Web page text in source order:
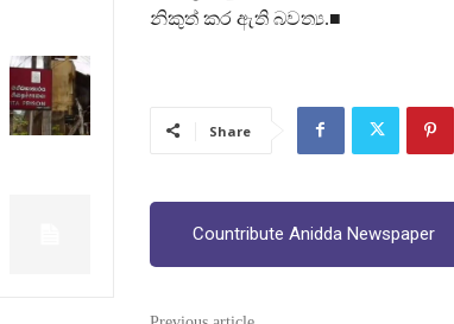
නිකුත් කර ඇති බවත්‍ය.■
Share
Countribute Anidda Newspaper